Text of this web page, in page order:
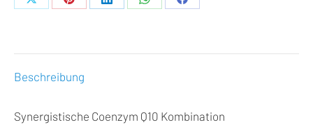
Teilen Teilen Teilen Teilen Teilen
Beschreibung
Synergistische Coenzym Q10 Kombination